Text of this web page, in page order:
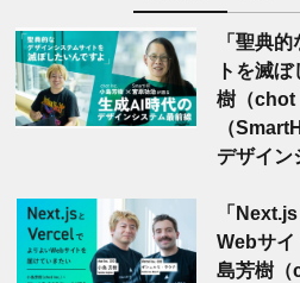
「聖典
トを滅
樹（chot
（
デザイン
「
Webサイ
島芳樹（